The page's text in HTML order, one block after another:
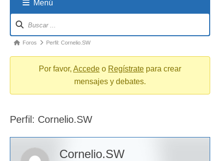
Menú
You
Foros Perfil: Cornelio.SW
Por favor, Accede o Regístrate para crear
mensajes y debates.
Perfil: Cornelio.SW
Cornelio.SW